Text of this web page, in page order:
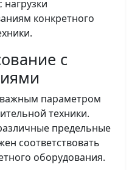
нагрузки
конкретного
с
важным параметром
техники.
предельные
соответствовать
оборудования.